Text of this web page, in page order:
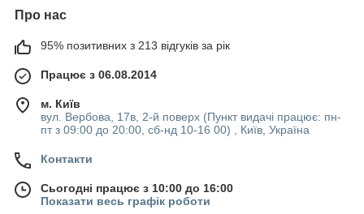
Про нас
95% позитивних з 213 відгуків за рік
Працює з 06.08.2014
м. Київ
вул. Вербова, 17в, 2-й поверх (Пункт видачі працює: пн-
пт з 09:00 до 20:00, сб-нд 10-16 00) , Київ, Україна
Контакти
Сьогодні працює з 10:00 до 16:00
Показати весь графік роботи